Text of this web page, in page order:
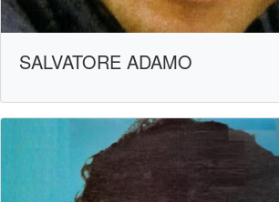
SALVATORE ADAMO